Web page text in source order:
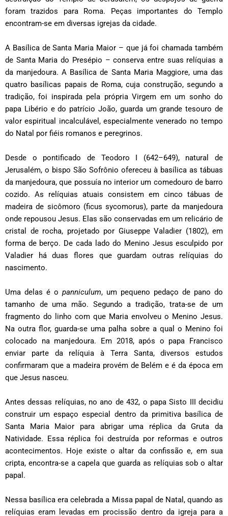
foram trazidos para Roma. Peças importantes do Templo
encontram-se em diversas igrejas da cidade.
A Basílica de Santa Maria Maior – que já foi chamada também
de Santa Maria do Presépio – conserva entre suas relíquias a
da manjedoura. A Basílica de Santa Maria Maggiore, uma das
quatro basílicas papais de Roma, cuja construção, segundo a
tradição, foi inspirada pela própria Virgem em um sonho do
papa Libério e do patrício João, guarda um grande tesouro de
valor espiritual incalculável, especialmente venerado no tempo
do Natal por fiéis romanos e peregrinos.
Desde o pontificado de Teodoro I (642–649), natural de
Jerusalém, o bispo São Sofrônio ofereceu à basílica as tábuas
da manjedoura, que possuía no interior um comedouro de barro
cozido. As relíquias atuais consistem em cinco tábuas de
madeira de sicômoro (ficus sycomorus), parte da manjedoura
onde repousou Jesus. Elas são conservadas em um relicário de
cristal de rocha, projetado por Giuseppe Valadier (1802), em
forma de berço. De cada lado do Menino Jesus esculpido por
Valadier há duas flores que guardam outras relíquias do
nascimento.
Uma delas é o panniculum, um pequeno pedaço de pano do
tamanho de uma mão. Segundo a tradição, trata-se de um
fragmento do linho com que Maria envolveu o Menino Jesus.
Na outra flor, guarda-se uma palha sobre a qual o Menino foi
colocado na manjedoura. Em 2018, após o papa Francisco
enviar parte da relíquia à Terra Santa, diversos estudos
confirmaram que a madeira provém de Belém e é da época em
que Jesus nasceu.
Antes dessas relíquias, no ano de 432, o papa Sisto III decidiu
construir um espaço especial dentro da primitiva basílica de
Santa Maria Maior para abrigar uma réplica da Gruta da
Natividade. Essa réplica foi destruída por reformas e outros
acontecimentos. Hoje existe o altar da confissão e, em sua
cripta, encontra-se a capela que guarda as relíquias sob o altar
papal.
Nessa basílica era celebrada a Missa papal de Natal, quando as
relíquias eram levadas em procissão dentro da igreja para a